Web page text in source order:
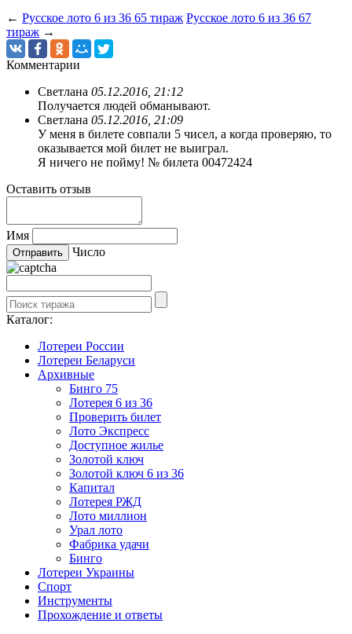
← Русское лото 6 из 36 65 тираж Русское лото 6 из 36 67
тираж →
Комментарии
Светлана 05.12.2016, 21:12
Получается людей обманывают.
Светлана 05.12.2016, 21:09
У меня в билете совпали 5 чисел, а когда проверяю, то
оказывается мой билет не выиграл.
Я ничего не пойму! № билета 00472424
Оставить отзыв
Имя
Число
Каталог:
Лотереи России
Лотереи Беларуси
Архивные
Бинго 75
Лотерея 6 из 36
Проверить билет
Лото Экспресс
Доступное жилье
Золотой ключ
Золотой ключ 6 из 36
Капитал
Лотерея РЖД
Лото миллион
Урал лото
Фабрика удачи
Бинго
Лотереи Украины
Спорт
Инструменты
Прохождение и ответы